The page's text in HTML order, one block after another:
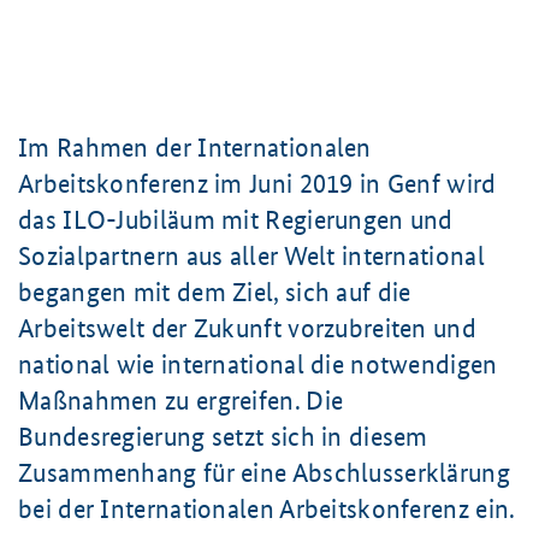
Im Rahmen der Internationalen
Arbeitskonferenz im Juni 2019 in Genf wird
das ILO-Jubiläum mit Regierungen und
Sozialpartnern aus aller Welt international
begangen mit dem Ziel, sich auf die
Arbeitswelt der Zukunft vorzubreiten und
national wie international die notwendigen
Maßnahmen zu ergreifen. Die
Bundesregierung setzt sich in diesem
Zusammenhang für eine Abschlusserklärung
bei der Internationalen Arbeitskonferenz ein.